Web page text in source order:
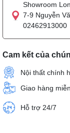
Showroom
7-9 Nguyễn
02462913000
Cam kết của
Nội thất chính
Giao hàng
Hỗ trợ 24/7